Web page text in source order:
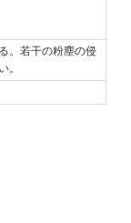
。若干の粉塵の侵
。